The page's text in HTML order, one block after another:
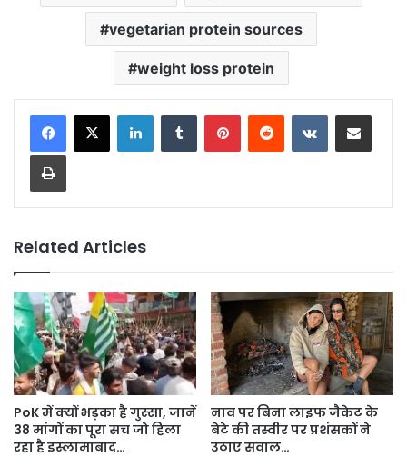
vegetarian protein sources
weight loss protein
LinkedInTumblr PinterestReddit VKontakteShare via Email
Print
Related Articles
PoK में क्यों भड़का है गुस्सा, जानें
38 मांगों का पूरा सच जो हिला
रहा है इस्लामाबाद…
नाव पर बिना लाइफ जैकेट के
बेटे की तस्वीर पर प्रशंसकों ने
उठाए सवाल…